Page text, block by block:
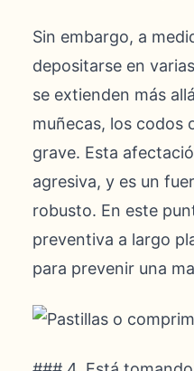
Sin embargo, a
depositarse en
se extienden más
muñecas, los codos
grave. Esta
agresiva, y es un
robusto. En este
preventiva a largo
para prevenir una